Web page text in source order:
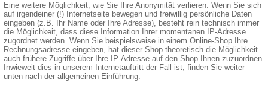
Eine weitere Möglichkeit, wie Sie Ihre Anonymität verlieren: Wenn Sie sich
auf irgendeiner (!) Internetseite bewegen und freiwillig persönliche Daten
eingeben (z.B. Ihr Name oder Ihre Adresse), besteht rein technisch immer
die Möglichkeit, dass diese Information Ihrer momentanen IP-Adresse
zugordnet werden. Wenn Sie beispielsweise in einem Online-Shop Ihre
Rechnungsadresse eingeben, hat dieser Shop theoretisch die Möglichkeit
auch frühere Zugriffe über Ihre IP-Adresse auf den Shop Ihnen zuzuordnen.
Inwieweit dies in unserem Internetauftritt der Fall ist, finden Sie weiter
unten nach der allgemeinen Einführung.